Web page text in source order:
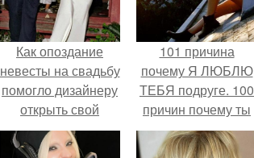
Как опоздание
невесты на свадьбу
помогло дизайнеру
открыть свой
бренд.
101 причина
почему Я ЛЮБЛЮ
ТЕБЯ подруге. 100
причин почему ты
моя лучшая
подруга.